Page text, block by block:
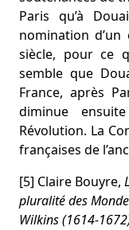
Paris qu’à
nomination
siècle, pour ce
semble que
France, après
diminue
Révolution. La
françaises de
[5] Claire Bouyre,
pluralité des
Wilkins (1614-